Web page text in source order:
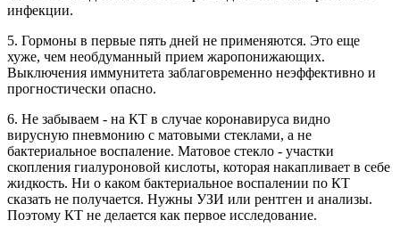
инфекции.
5. Гормоны в первые пять дней не применяются. Это еще
хуже, чем необдуманный прием жаропонижающих.
Выключения иммунитета заблаговременно неэффективно и
прогностически опасно.
6. Не забываем - на КТ в случае коронавируса видно
вирусную пневмонию с матовыми стеклами, а не
бактериальное воспаление. Матовое стекло - участки
скопления гиалуроновой кислоты, которая накапливает в себе
жидкость. Ни о каком бактериальное воспалении по КТ
сказать не получается. Нужны УЗИ или рентген и анализы.
Поэтому КТ не делается как первое исследование.